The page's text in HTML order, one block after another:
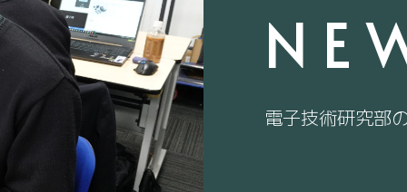
電子技術研究部